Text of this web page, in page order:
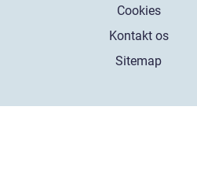
Cookies
Kontakt os
Sitemap